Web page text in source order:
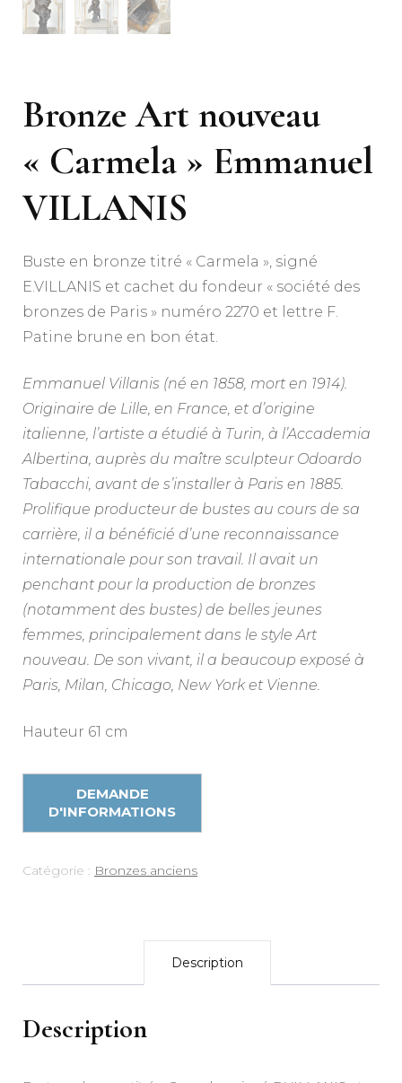
Bronze Art nouveau
« Carmela » Emmanuel
VILLANIS
Buste en bronze titré « Carmela », signé
E.VILLANIS et cachet du fondeur « société des
bronzes de Paris » numéro 2270 et lettre F.
Patine brune en bon état.
Emmanuel Villanis (né en 1858, mort en 1914).
Originaire de Lille, en France, et d’origine
italienne, l’artiste a étudié à Turin, à l’Accademia
Albertina, auprès du maître sculpteur Odoardo
Tabacchi, avant de s’installer à Paris en 1885.
Prolifique producteur de bustes au cours de sa
carrière, il a bénéficié d’une reconnaissance
internationale pour son travail. Il avait un
penchant pour la production de bronzes
(notamment des bustes) de belles jeunes
femmes, principalement dans le style Art
nouveau. De son vivant, il a beaucoup exposé à
Paris, Milan, Chicago, New York et Vienne.
Hauteur 61 cm
Catégorie : Bronzes anciens
Description
Description